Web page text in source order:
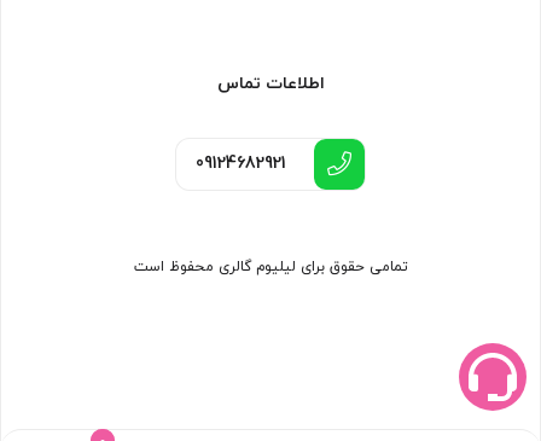
اطلاعات تماس
09124682921
تمامی حقوق برای لیلیوم گالری محفوظ است